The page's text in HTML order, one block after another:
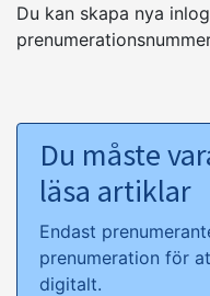
Du kan skapa nya
Du måste
läsa artiklar
Endast
prenumeration för
digitalt.